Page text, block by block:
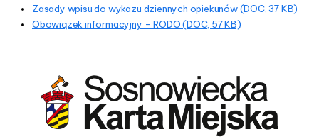
Zasady wpisu do wykazu dziennych opiekunów (DOC, 37 KB)
Obowiązek informacyjny – RODO (DOC, 57 KB)